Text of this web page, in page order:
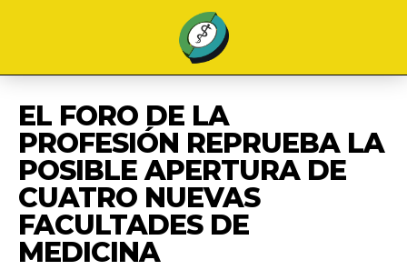
EL FORO DE LA
PROFESIÓN REPRUEBA LA
POSIBLE APERTURA DE
CUATRO NUEVAS
FACULTADES DE
MEDICINA